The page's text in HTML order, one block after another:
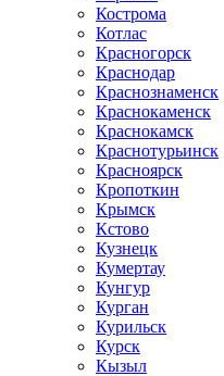
Кострома
Котлас
Красногорск
Краснодар
Краснознаменск
Краснокаменск
Краснокамск
Краснотурьинск
Красноярск
Кропоткин
Крымск
Кстово
Кузнецк
Кумертау
Кунгур
Курган
Курильск
Курск
Кызыл